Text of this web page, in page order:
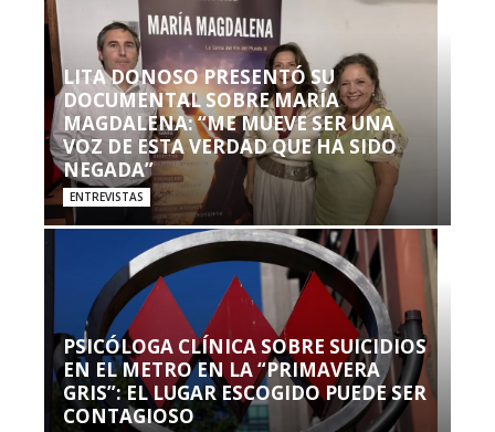
LITA DONOSO PRESENTÓ SU
DOCUMENTAL SOBRE MARÍA
MAGDALENA: “ME MUEVE SER UNA
VOZ DE ESTA VERDAD QUE HA SIDO
NEGADA”
ENTREVISTAS
PSICÓLOGA CLÍNICA SOBRE SUICIDIOS
EN EL METRO EN LA “PRIMAVERA
GRIS”: EL LUGAR ESCOGIDO PUEDE SER
CONTAGIOSO